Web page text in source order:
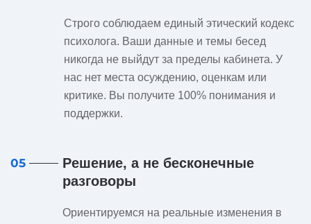
Строго соблюдаем единый этический кодекс
психолога. Ваши данные и темы бесед
никогда не выйдут за пределы кабинета. У
нас нет места осуждению, оценкам или
критике. Вы получите 100% понимания и
поддержки.
05
Решение, а не бесконечные
разговоры
Ориентируемся на реальные изменения в